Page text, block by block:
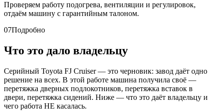
Проверяем работу подогрева, вентиляции и регулировок,
отдаём машину с гарантийным талоном.
07Подробно
Что это дало владельцу
Серийный Toyota FJ Cruiser — это черновик: завод даёт одно
решение на всех. В этой работе машина получила своё —
перетяжка дверных подлокотников, перетяжка вставок в
двери, перетяжка сидений. Ниже — что это даёт владельцу и
чего работа НЕ касалась.